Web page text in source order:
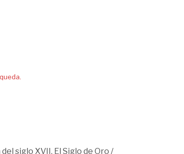
siglo XVII. El Siglo de Oro /